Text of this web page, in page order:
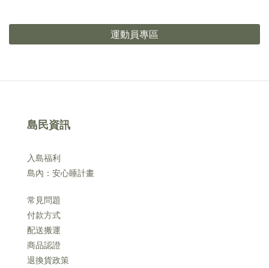
運動員專區
島民資訊
入島福利
島內：安心睡計畫
常見問題
付款方式
配送搬運
商品認證
退換貨政策